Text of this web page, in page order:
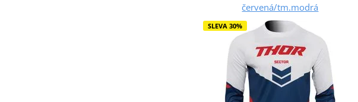
červená/tm.modrá
SLEVA 30%